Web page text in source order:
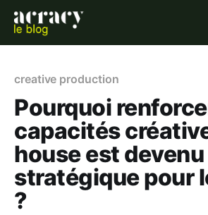
creative production
Pourquoi
capacités
house est
stratégique pour
?